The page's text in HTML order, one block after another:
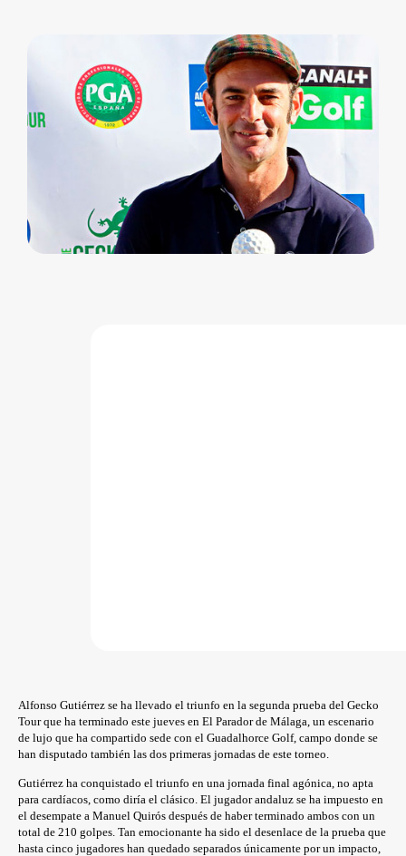
Alfonso Gutiérrez se ha llevado el triunfo en la segunda prueba del Gecko
Tour que ha terminado este jueves en El Parador de Málaga, un escenario
de lujo que ha compartido sede con el Guadalhorce Golf, campo donde se
han disputado también las dos primeras jornadas de este torneo.
Gutiérrez ha conquistado el triunfo en una jornada final agónica, no apta
para cardíacos, como diría el clásico. El jugador andaluz se ha impuesto en
el desempate a Manuel Quirós después de haber terminado ambos con un
total de 210 golpes. Tan emocionante ha sido el desenlace de la prueba que
hasta cinco jugadores han quedado separados únicamente por un impacto,